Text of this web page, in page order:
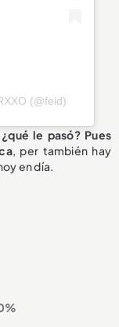
(@feid)
le pasó? Pues
, per también hay
en día.